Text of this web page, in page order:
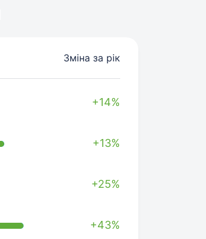
Зміна за рік
+14%
+13%
+25%
+43%